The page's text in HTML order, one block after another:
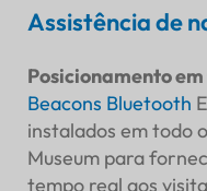
Assistência de
Posicionamento
Beacons Bluetooth
instalados em todo
Museum para
tempo real aos